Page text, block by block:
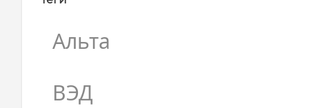
Альта
ВЭД